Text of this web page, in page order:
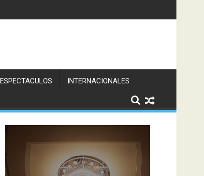
INTERNACIONALES